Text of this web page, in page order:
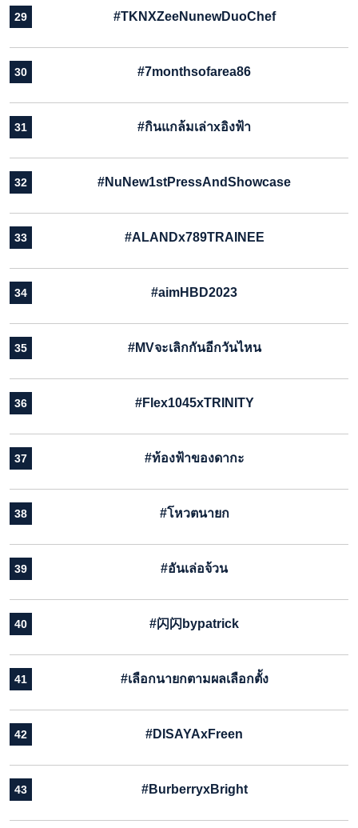
29 #TKNXZeeNunewDuoChef
30 #7monthsofarea86
31 #กินแกล้มเล่าxอิงฟ้า
32 #NuNew1stPressAndShowcase
33 #ALANDx789TRAINEE
34 #aimHBD2023
35 #MVจะเลิกกันอีกวันไหน
36 #Flex1045xTRINITY
37 #ท้องฟ้าของดากะ
38 #โหวตนายก
39 #อันเล่อจ้วน
40 #闪闪bypatrick
41 #เลือกนายกตามผลเลือกตั้ง
42 #DISAYAxFreen
43 #BurberryxBright